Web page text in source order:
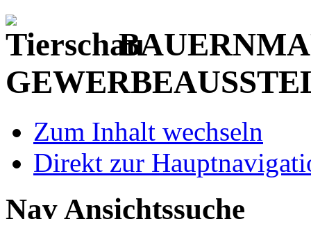
Zum Inhalt wechseln
Direkt zur
Nav Ansichtssuche